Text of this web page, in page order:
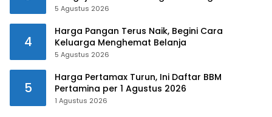
5 Agustus 2026
4
Harga Pangan Terus Naik, Begini Cara
Keluarga Menghemat Belanja
5 Agustus 2026
5
Harga Pertamax Turun, Ini Daftar BBM
Pertamina per 1 Agustus 2026
1 Agustus 2026